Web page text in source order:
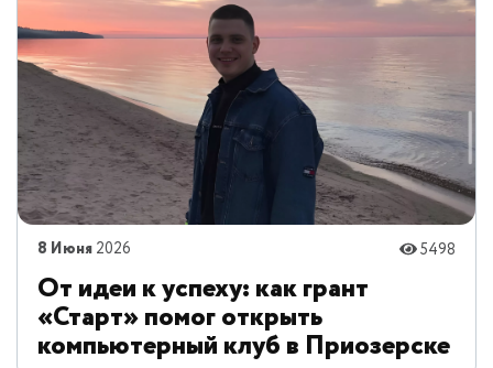
8 Июня 2026 5498
От идеи к успеху: как грант
«Старт» помог открыть
компьютерный клуб в Приозерске